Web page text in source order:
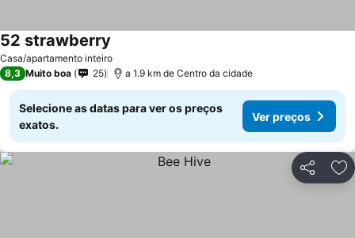
Casa/apartamento inteiro
52 strawberry
8,3 Muito boa 25 a 1.9 km de Centro da cidade
Selecione as datas para ver os preços
exatos.
Ver preços
Partilhar